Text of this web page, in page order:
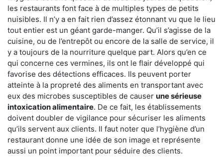
les restaurants font face à de multiples types de petits
nuisibles. Il n’y a en fait rien d’assez étonnant vu que le lieu
tout entier est un géant garde-manger. Qu’il s’agisse de la
cuisine, ou de l’entrepôt ou encore de la salle de service, il
y a toujours de la nourriture quelque part. Alors qu’en ce
qui concerne ces vermines, ils ont le flair développé qui
favorise des détections efficaces. Ils peuvent porter
atteinte à la propreté des aliments en transportant avec
eux des microbes susceptibles de causer une sérieuse
intoxication alimentaire. De ce fait, les établissements
doivent doubler de vigilance pour sécuriser les aliments
qu’ils servent aux clients. Il faut noter que l’hygiène d’un
restaurant donne une idée de son image et représente
aussi un point important pour séduire des clients.